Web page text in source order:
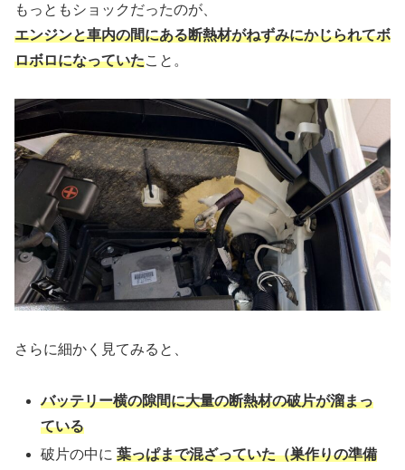
もっともショックだったのが、
エンジンと車内の間にある断熱材がねずみにかじられてボ
ロボロになっていたこと。
さらに細かく見てみると、
バッテリー横の隙間に大量の断熱材の破片が溜まっ
ている
破片の中に葉っぱまで混ざっていた（巣作りの準備